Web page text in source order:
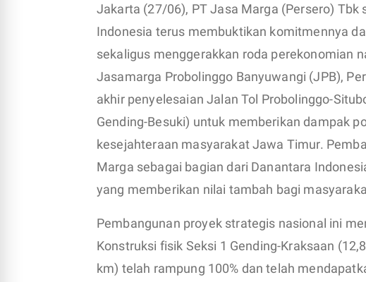
Jakarta (27/06), PT Jasa Marga (Persero)
Indonesia terus membuktikan komitmennya
sekaligus menggerakkan roda perekonomian
Jasamarga Probolinggo Banyuwangi (JPB),
akhir penyelesaian Jalan Tol Probolinggo-
Gending-Besuki) untuk memberikan dampak
kesejahteraan masyarakat Jawa Timur.
Marga sebagai bagian dari Danantara
yang memberikan nilai tambah bagi
Pembangunan proyek strategis nasional ini
Konstruksi fisik Seksi 1 Gending-Kraksaan
km) telah rampung 100% dan telah